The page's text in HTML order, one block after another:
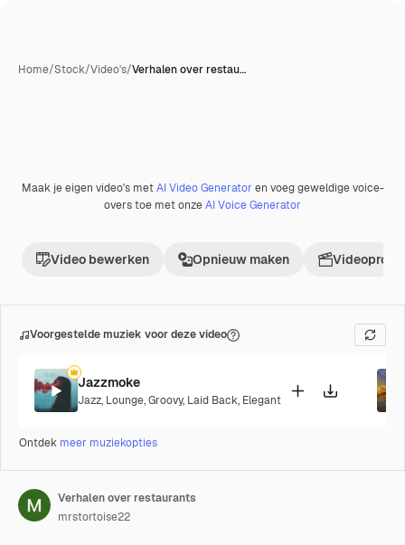
Home/Stock/Video's/Verhalen over restau…
Premium
Maak je eigen video's metAI Video Generator en voeg geweldige voice-
overs toe met onzeAI Voice Generator
Video bewerken Opnieuw maken
Voorgestelde muziek voor deze video
Jazzmoke
Jazz, Lounge,Groovy, Laid Back, Elegant
Ontdek meer muziekopties
Verhalen over restaurants
mrstortoise22